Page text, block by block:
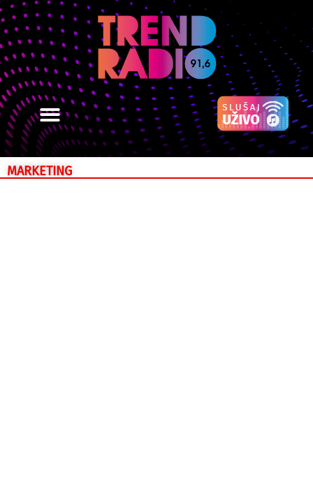
MARKETING